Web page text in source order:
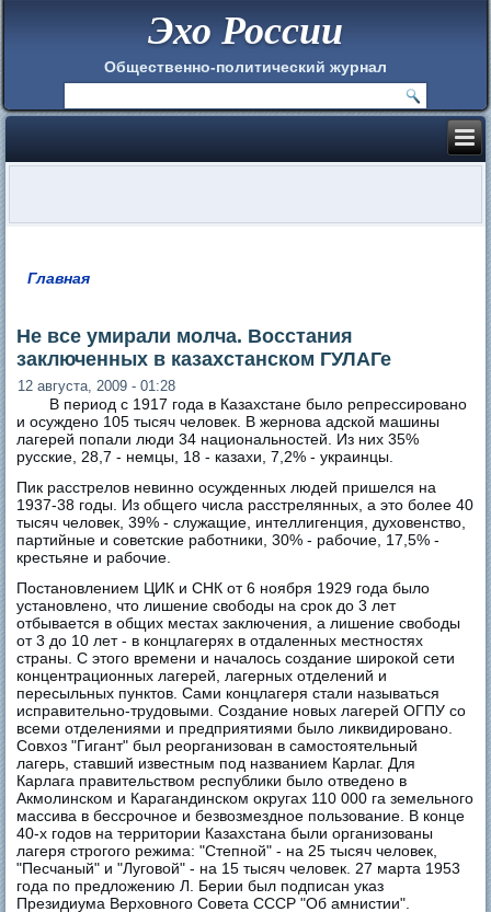
Эхо России
Общественно-политический журнал
Главная
Не все умирали молча. Восстания
заключенных в казахстанском ГУЛАГе
12 августа, 2009 - 01:28
В период с 1917 года в Казахстане было репрессировано
и осуждено 105 тысяч человек. В жернова адской машины
лагерей попали люди 34 национальностей. Из них 35%
русские, 28,7 - немцы, 18 - казахи, 7,2% - украинцы.
Пик расстрелов невинно осужденных людей пришелся на
1937-38 годы. Из общего числа расстрелянных, а это более 40
тысяч человек, 39% - служащие, интеллигенция, духовенство,
партийные и советские работники, 30% - рабочие, 17,5% -
крестьяне и рабочие.
Постановлением ЦИК и СНК от 6 ноября 1929 года было
установлено, что лишение свободы на срок до 3 лет
отбывается в общих местах заключения, а лишение свободы
от 3 до 10 лет - в концлагерях в отдаленных местностях
страны. С этого времени и началось создание широкой сети
концентрационных лагерей, лагерных отделений и
пересыльных пунктов. Сами концлагеря стали называться
исправительно-трудовыми. Создание новых лагерей ОГПУ со
всеми отделениями и предприятиями было ликвидировано.
Совхоз "Гигант" был реорганизован в самостоятельный
лагерь, ставший известным под названием Карлаг. Для
Карлага правительством республики было отведено в
Акмолинском и Карагандинском округах 110 000 га земельного
массива в бессрочное и безвозмездное пользование. В конце
40-х годов на территории Казахстана были организованы
лагеря строгого режима: "Степной" - на 25 тысяч человек,
"Песчаный" и "Луговой" - на 15 тысяч человек. 27 марта 1953
года по предложению Л. Берии был подписан указ
Президиума Верховного Совета СССР "Об амнистии".